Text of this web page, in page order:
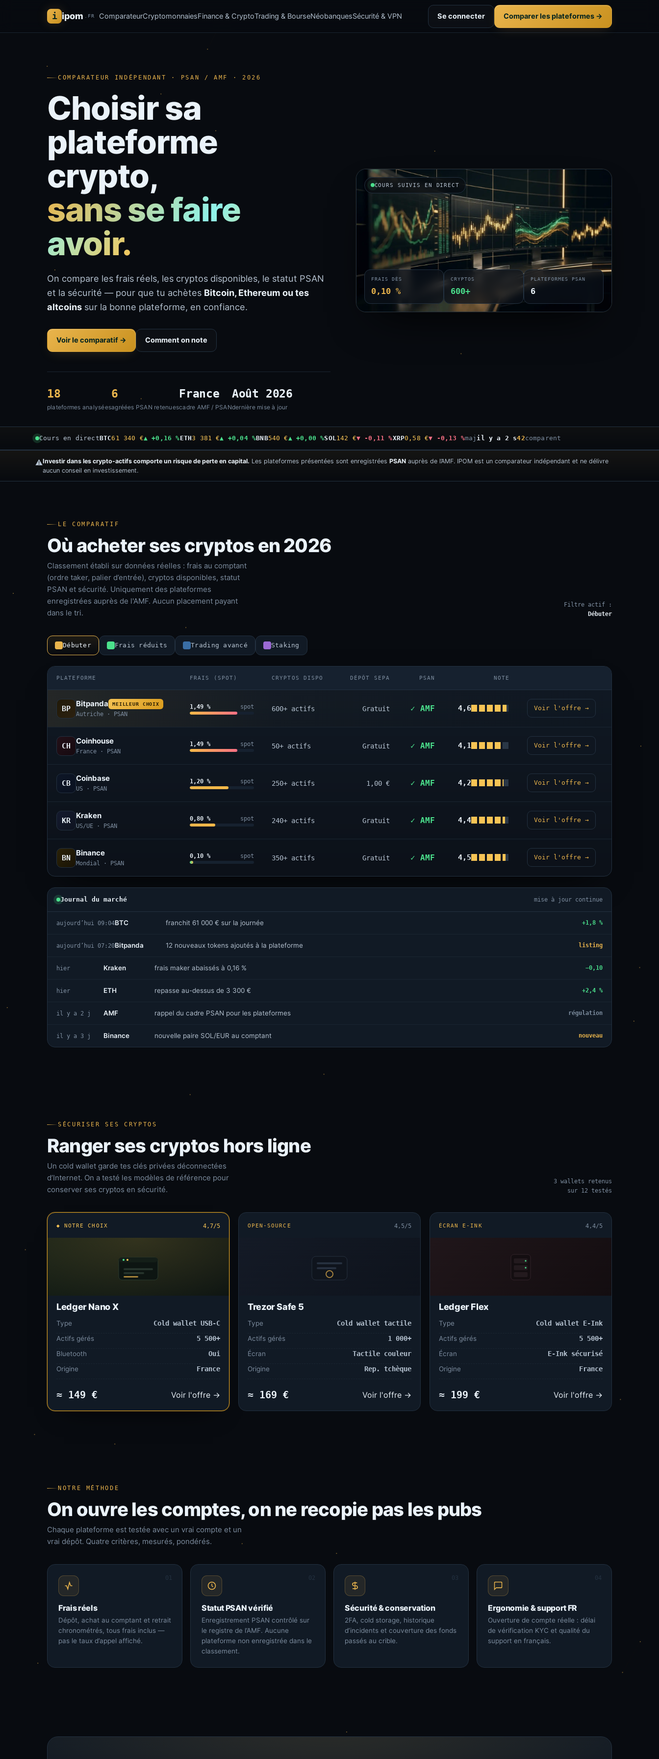
i ipom .FR ComparateurCryptomonnaiesFinance & CryptoTrading & BourseNéobanquesSécurité & VPN Se connecter Comparer les plateformes →
COMPARATEUR INDÉPENDANT · PSAN / AMF · 2026
Choisir sa
plateforme
crypto,
sans se faire
avoir.
On compare les frais réels, les cryptos disponibles, le statut PSAN
et la sécurité — pour que tu achètes Bitcoin, Ethereum ou tes
altcoins sur la bonne plateforme, en confiance.
Voir le comparatif → Comment on note
18
plateformes analysées
6
agréées PSAN retenues
France
cadre AMF / PSAN
Août 2026
dernière mise à jour
COURS SUIVIS EN DIRECT
FRAIS DÈS
0,10 %
CRYPTOS
600+
PLATEFORMES PSAN
6
Cours en directBTC61 340 €▲ +0,16 %ETH3 381 €▲ +0,04 %BNB540 €▲ +0,00 %SOL142 €▼ -0,11 %XRP0,58 €▼ -0,13 %maj il y a 3 s42comparent
⚠️Investir dans les crypto-actifs comporte un risque de perte en capital. Les plateformes présentées sont enregistrées PSAN auprès de l’AMF. IPOM est un comparateur indépendant et ne délivre
aucun conseil en investissement.
LE COMPARATIF
Où acheter ses cryptos en 2026
Classement établi sur données réelles : frais au comptant
(ordre taker, palier d’entrée), cryptos disponibles, statut
PSAN et sécurité. Uniquement des plateformes
enregistrées auprès de l'AMF. Aucun placement payant
dans le tri.
Filtre actif :
Débuter
Débuter Frais réduits Trading avancé Staking
PLATEFORME FRAIS (SPOT) CRYPTOS DISPO DÉPÔT SEPA PSAN NOTE
BP
Bitpanda MEILLEUR CHOIX
Autriche · PSAN
1,49 % spot 600+ actifs Gratuit ✓ AMF 4,6 Voir l'offre →
CH
Coinhouse
France · PSAN
1,49 % spot 50+ actifs Gratuit ✓ AMF 4,1 Voir l'offre →
CB
Coinbase
US · PSAN
1,20 % spot 250+ actifs 1,00 € ✓ AMF 4,2 Voir l'offre →
KR
Kraken
US/UE · PSAN
0,80 % spot 240+ actifs Gratuit ✓ AMF 4,4 Voir l'offre →
BN
Binance
Mondial · PSAN
0,10 % spot 350+ actifs Gratuit ✓ AMF 4,5 Voir l'offre →
Journal du marché mise à jour continue
aujourd’hui 09:04BTC franchit 61 000 € sur la journée +1,8 %
aujourd’hui 07:20Bitpanda 12 nouveaux tokens ajoutés à la plateforme listing
hier Kraken frais maker abaissés à 0,16 % −0,10
hier ETH repasse au-dessus de 3 300 € +2,4 %
il y a 2 j AMF rappel du cadre PSAN pour les plateformes régulation
il y a 3 j Binance nouvelle paire SOL/EUR au comptant nouveau
SÉCURISER SES CRYPTOS
Ranger ses cryptos hors ligne
Un cold wallet garde tes clés privées déconnectées
d’Internet. On a testé les modèles de référence pour
conserver ses cryptos en sécurité.
3 wallets retenus
sur 12 testés
◆ NOTRE CHOIX 4,7/5
Ledger Nano X
Type
Cold wallet USB-C
Actifs gérés
5 500+
Bluetooth
Oui
Origine
France
≈ 149 € Voir l'offre →
OPEN-SOURCE 4,5/5
Trezor Safe 5
Type
Cold wallet tactile
Actifs gérés
1 000+
Écran
Tactile couleur
Origine
Rep. tchèque
≈ 169 € Voir l'offre →
ÉCRAN E-INK 4,4/5
Ledger Flex
Type
Cold wallet E-Ink
Actifs gérés
5 500+
Écran
E-Ink sécurisé
Origine
France
≈ 199 € Voir l'offre →
NOTRE MÉTHODE
On ouvre les comptes, on ne recopie pas les pubs
Chaque plateforme est testée avec un vrai compte et un
vrai dépôt. Quatre critères, mesurés, pondérés.
01
Frais réels
Dépôt, achat au comptant et retrait
chronométrés, tous frais inclus —
pas le taux d’appel affiché.
02
Statut PSAN vérifié
Enregistrement PSAN contrôlé sur
le registre de l’AMF. Aucune
plateforme non enregistrée dans le
classement.
03
Sécurité & conservation
2FA, cold storage, historique
d’incidents et couverture des fonds
passés au crible.
04
Ergonomie & support FR
Ouverture de compte réelle : délai
de vérification KYC et qualité du
support en français.